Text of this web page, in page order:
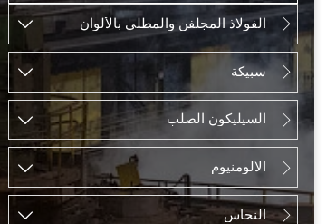
 الفولاذ المجلفن والمطلي بالألوان 
 سبيكة 
 السيليكون الصلب 
 الألومنيوم 
 النحاس 